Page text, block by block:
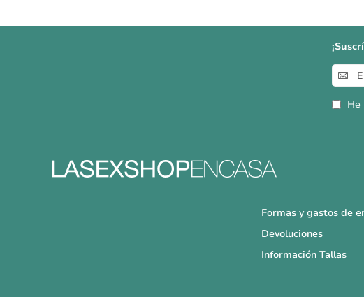
a
boletín
He
Formas y gastos de
Devoluciones
Información Tallas